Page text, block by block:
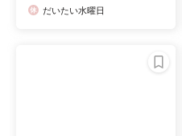
だいたい水曜日